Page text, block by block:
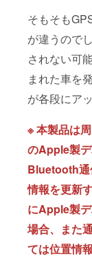
そもそも
が違うので
されない可
まれた車を
が各段にア
※ 本製品は
のApple製
Bluetooth通
情報を更新
にApple製
場合、また
ては位置情